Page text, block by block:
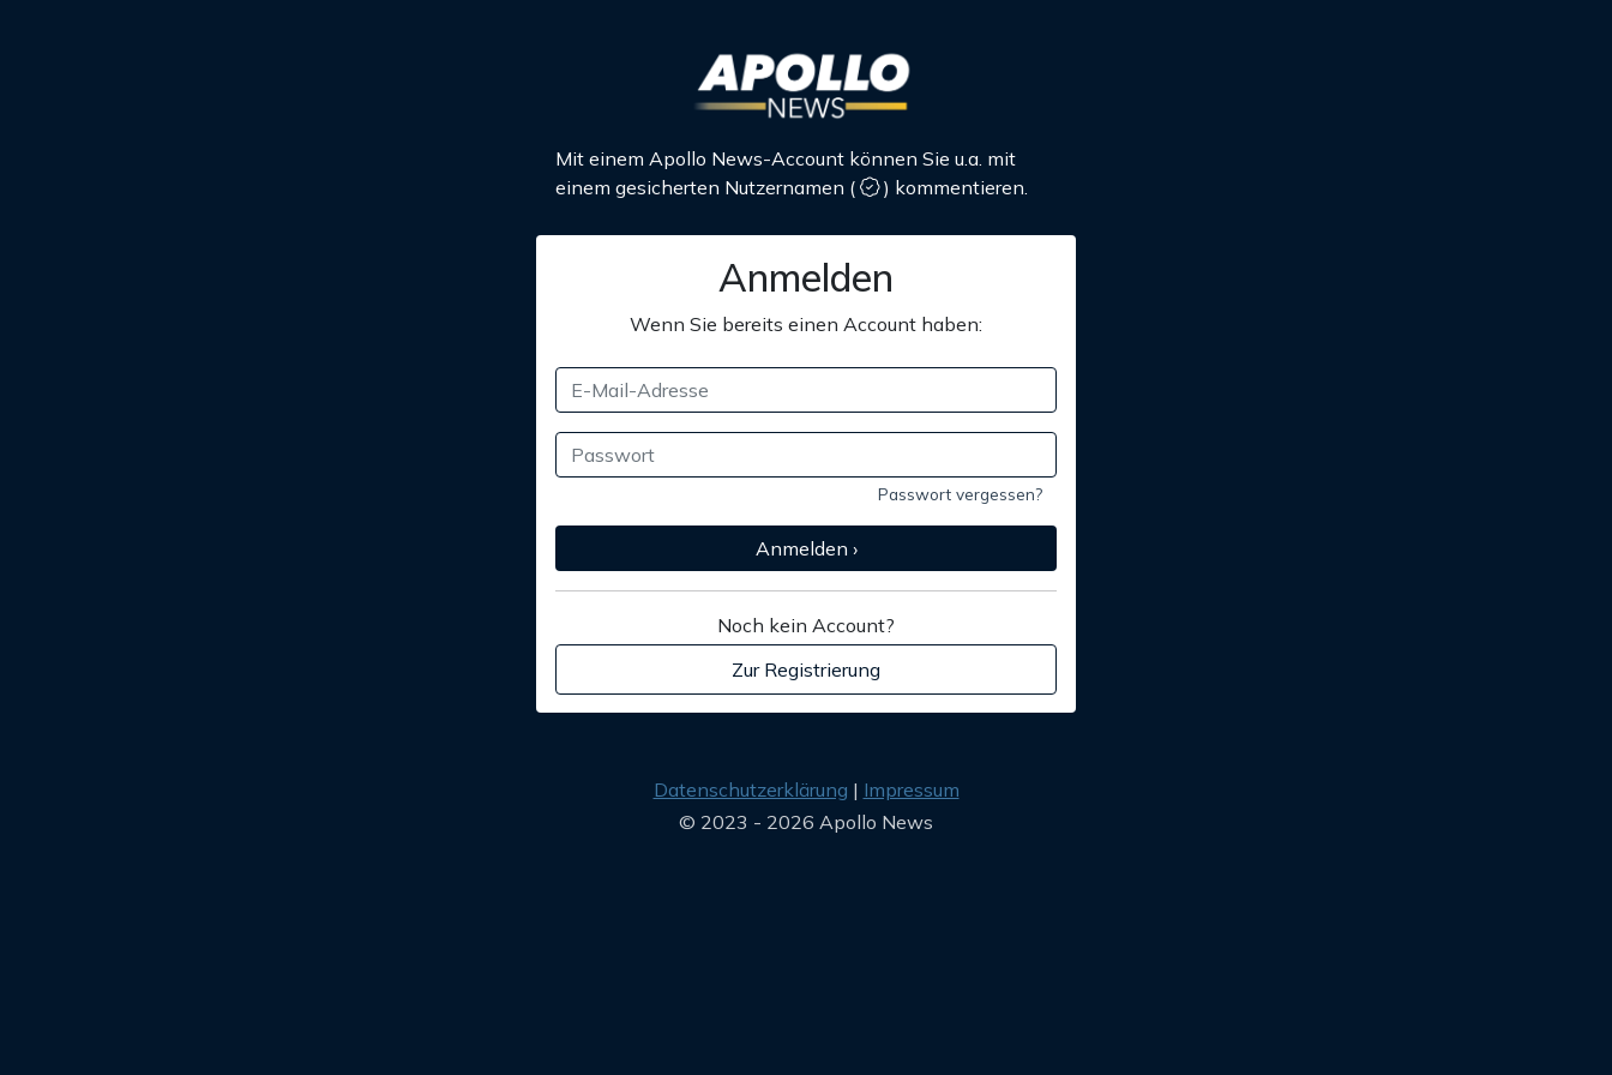
Mit einem Apollo News-Account können Sie u.a. mit
einem gesicherten Nutzernamen ( ) kommentieren.
Anmelden
Wenn Sie bereits einen Account haben:
Passwort vergessen?
Anmelden ›
Noch kein Account?
Zur Registrierung
Datenschutzerklärung
Impressum
© 2023 - 2026 Apollo News